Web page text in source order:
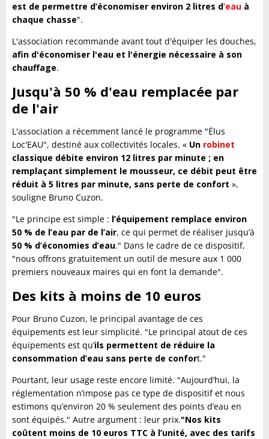
est de permettre d’économiser environ 2 litres d’eau à
chaque chasse".
L'association recommande avant tout d'équiper les douches,
afin d'économiser l'eau et l'énergie nécessaire à son
chauffage.
Jusqu'à 50 % d'eau remplacée par
de l'air
L'association a récemment lancé le programme "Élus
Loc'EAU", destiné aux collectivités locales. « Un robinet
classique débite environ 12 litres par minute ; en
remplaçant simplement le mousseur, ce débit peut être
réduit à 5 litres par minute, sans perte de confort »,
souligne Bruno Cuzon.
"Le principe est simple : l’équipement remplace environ
50 % de l’eau par de l’air, ce qui permet de réaliser jusqu’à
50 % d’économies d’eau." Dans le cadre de ce dispositif,
"nous offrons gratuitement un outil de mesure aux 1 000
premiers nouveaux maires qui en font la demande".
Des kits à moins de 10 euros
Pour Bruno Cuzon, le principal avantage de ces
équipements est leur simplicité. "Le principal atout de ces
équipements est qu’ils permettent de réduire la
consommation d’eau sans perte de confort."
Pourtant, leur usage reste encore limité. "Aujourd’hui, la
réglementation n’impose pas ce type de dispositif et nous
estimons qu’environ 20 % seulement des points d’eau en
sont équipés." Autre argument : leur prix."Nos kits
coûtent moins de 10 euros TTC à l’unité, avec des tarifs